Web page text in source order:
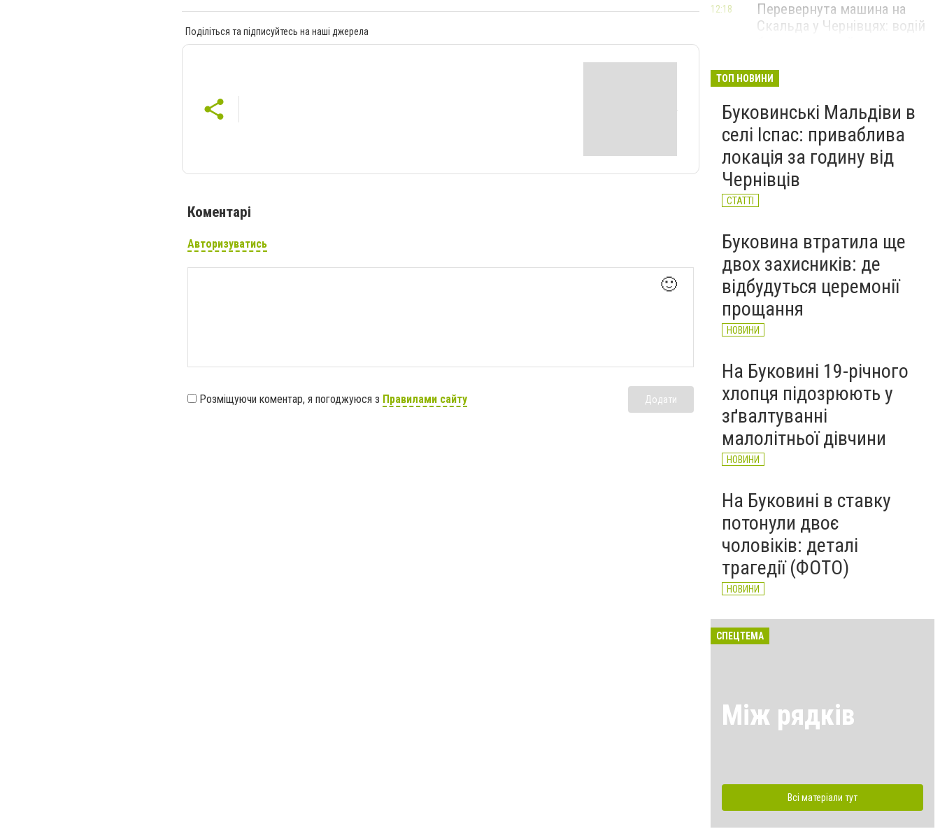
Поділіться та підписуйтесь на наші джерела
Коментарі
Авторизуватись
🙂
Розміщуючи коментар, я погоджуюся з Правилами сайту Додати
Перевернута машина на
Скальда у Чернівцях: водій
12:18
зафіксували новий
історичний температурний
максимум
НОВИНИ
ТОП НОВИНИ
Буковинські Мальдіви в
селі Іспас: приваблива
локація за годину від
Чернівців
СТАТТІ
Буковина втратила ще
двох захисників: де
відбудуться церемонії
прощання
НОВИНИ
На Буковині 19-річного
хлопця підозрюють у
зґвалтуванні
малолітньої дівчини
НОВИНИ
На Буковині в ставку
потонули двоє
чоловіків: деталі
трагедії (ФОТО)
НОВИНИ
СПЕЦТЕМА
Між рядків
Всі матеріали тут